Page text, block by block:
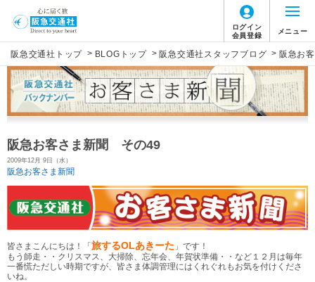
ログイン
会員登録
メニュー
阪急交通社トップ > BLOGトップ > 阪急交通社スタッフブログ > 阪急お
阪急お客さま新聞 その49
2009年12月 9日（水）
阪急お客さま新聞
皆さまこんにちは！「旅するOLあきーた 」です！
もう師走・・クリスマス、大掃除、忘年会、年賀状準備・・など１２月は毎年
一番慌ただしい時期ですが、皆さま体調管理にはくれぐれもお気を付けくださ
いね。